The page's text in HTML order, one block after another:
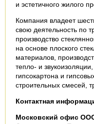
и эстетичного жилого
Компания владеет
свою деятельность по
производство
на основе плоского
материалов,
тепло- и
гипсокартона и
строительных смесей,
Контактная
Московский офис